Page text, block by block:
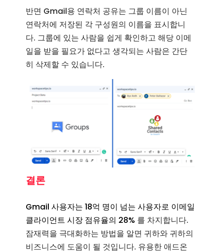
반면 Gmail용 연락처 공유는 그룹 이름이 아닌
연락처에 저장된 각 구성원의 이름을 표시합니
다. 그룹에 있는 사람을 쉽게 확인하고 해당 이메
일을 받을 필요가 없다고 생각되는 사람은 간단
히 삭제할 수 있습니다.
결론
Gmail 사용자는 18억 명이 넘는 사용자로 이메일
클라이언트 시장 점유율의 28% 를 차지합니다.
잠재력을 극대화하는 방법을 알면 귀하와 귀하의
비즈니스에 도움이 될 것입니다. 유용한 애드온